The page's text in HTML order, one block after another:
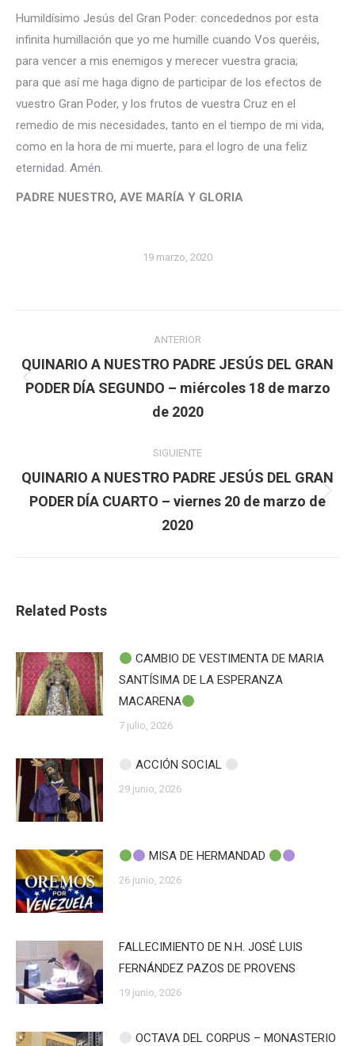
Humildísimo Jesús del Gran Poder: concedednos por esta
infinita humillación que yo me humille cuando Vos queréis,
para vencer a mis enemigos y merecer vuestra gracia;
para que así me haga digno de participar de los efectos de
vuestro Gran Poder, y los frutos de vuestra Cruz en el
remedio de mis necesidades, tanto en el tiempo de mi vida,
como en la hora de mi muerte, para el logro de una feliz
eternidad. Amén.
PADRE NUESTRO, AVE MARÍA Y GLORIA
19 marzo, 2020
entre
publicaciones
ANTERIOR
Publicación
anterior:
QUINARIO A NUESTRO PADRE JESÚS DEL GRAN
PODER DÍA SEGUNDO – miércoles 18 de marzo
de 2020
SIGUIENTE
Publicación
siguiente:
QUINARIO A NUESTRO PADRE JESÚS DEL GRAN
PODER DÍA CUARTO – viernes 20 de marzo de
2020
Related Posts
CAMBIO DE VESTIMENTA DE MARIA
SANTÍSIMA DE LA ESPERANZA
MACARENA
7 julio, 2026
ACCIÓN SOCIAL
29 junio, 2026
MISA DE HERMANDAD
26 junio, 2026
FALLECIMIENTO DE N.H. JOSÉ LUIS
FERNÁNDEZ PAZOS DE PROVENS
19 junio, 2026
OCTAVA DEL CORPUS – MONASTERIO